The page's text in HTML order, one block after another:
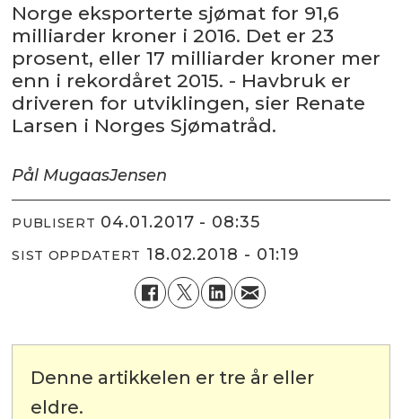
Norge eksporterte sjømat for 91,6
milliarder kroner i 2016. Det er 23
prosent, eller 17 milliarder kroner mer
enn i rekordåret 2015. - Havbruk er
driveren for utviklingen, sier Renate
Larsen i Norges Sjømatråd.
Pål MugaasJensen
PUBLISERT 04.01.2017 - 08:35
SIST OPPDATERT 18.02.2018 - 01:19
Denne artikkelen er tre år eller
eldre.